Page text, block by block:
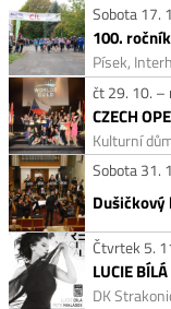
Sobota 17.
100.
Písek,
čt 29. 10. –
CZECH
Kulturní
Sobota 31.
Čtvrtek 5.
LUCIE
DK